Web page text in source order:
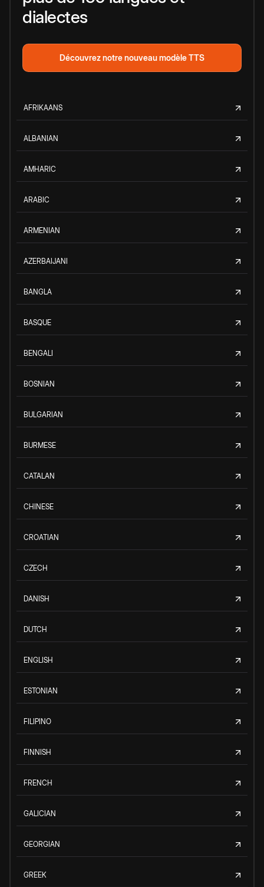
dialectes
Découvrez notre nouveau modèle TTS
AFRIKAANS
ALBANIAN
AMHARIC
ARABIC
ARMENIAN
AZERBAIJANI
BANGLA
BASQUE
BENGALI
BOSNIAN
BULGARIAN
BURMESE
CATALAN
CHINESE
CROATIAN
CZECH
DANISH
DUTCH
ENGLISH
ESTONIAN
FILIPINO
FINNISH
FRENCH
GALICIAN
GEORGIAN
GREEK